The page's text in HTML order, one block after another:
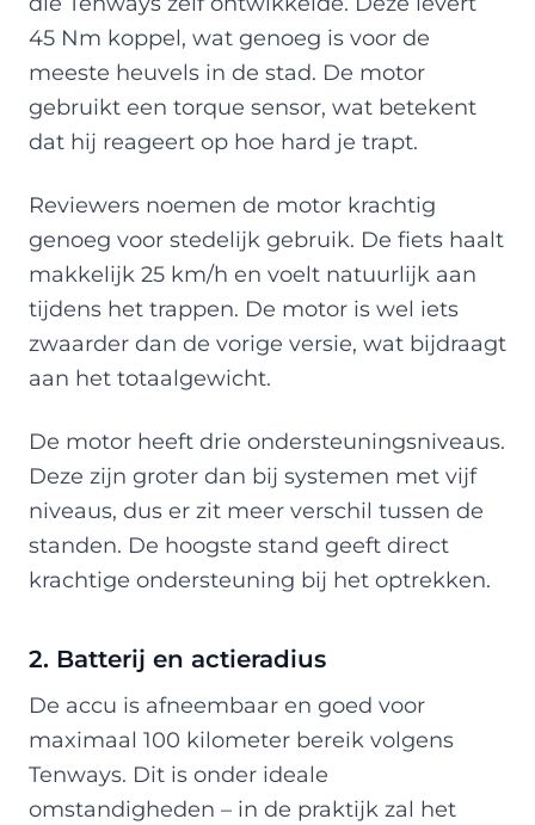
45 Nm koppel, wat genoeg is voor de
meeste heuvels in de stad. De motor
gebruikt een torque sensor, wat betekent
dat hij reageert op hoe hard je trapt.
Reviewers noemen de motor krachtig
genoeg voor stedelijk gebruik. De fiets haalt
makkelijk 25 km/h en voelt natuurlijk aan
tijdens het trappen. De motor is wel iets
zwaarder dan de vorige versie, wat bijdraagt
aan het totaalgewicht.
De motor heeft drie ondersteuningsniveaus.
Deze zijn groter dan bij systemen met vijf
niveaus, dus er zit meer verschil tussen de
standen. De hoogste stand geeft direct
krachtige ondersteuning bij het optrekken.
2. Batterij en actieradius
De accu is afneembaar en goed voor
maximaal 100 kilometer bereik volgens
Tenways. Dit is onder ideale
omstandigheden – in de praktijk zal het